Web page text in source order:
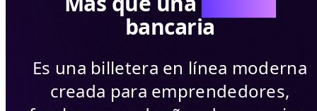
bancaria
Es una billetera en línea moderna
creada para emprendedores,